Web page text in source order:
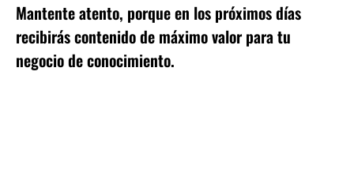
Mantente atento, porque en los próximos días
recibirás contenido de máximo valor para tu
negocio de conocimiento.